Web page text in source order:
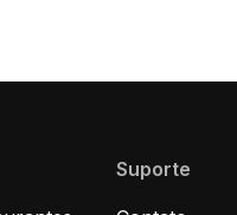
Suporte